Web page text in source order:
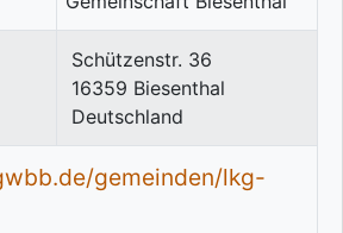
Schützenstr. 36
16359 Biesenthal
Deutschland
gemeinden/lkg-